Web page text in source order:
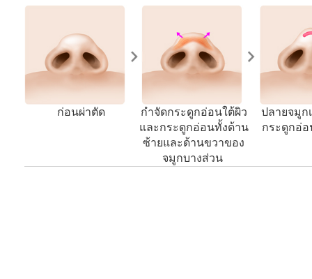
ก่อนผ่าตัด
กำจัดกระดูกอ่อนใต้ผิว
และกระดูกอ่อนทั้งด้าน
ซ้ายและด้านขวาของ
จมูกบางส่วน
ปลายจมูก
กระดูกอ่อ